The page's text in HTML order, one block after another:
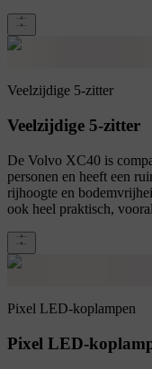
Veelzijdige 5-zitter
Veelzijdige 5-zitter
De Volvo XC40 is
personen en heeft een
rijhoogte en
ook heel praktisch,
Pixel LED-koplampen
Pixel LED-